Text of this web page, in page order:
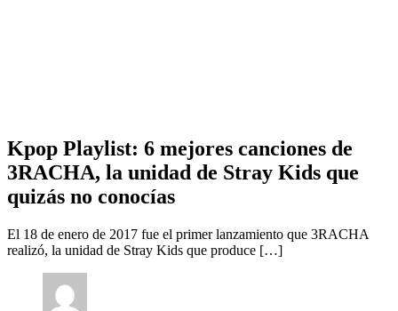
Kpop Playlist: 6 mejores canciones de
3RACHA, la unidad de Stray Kids que
quizás no conocías
El 18 de enero de 2017 fue el primer lanzamiento que 3RACHA
realizó, la unidad de Stray Kids que produce […]